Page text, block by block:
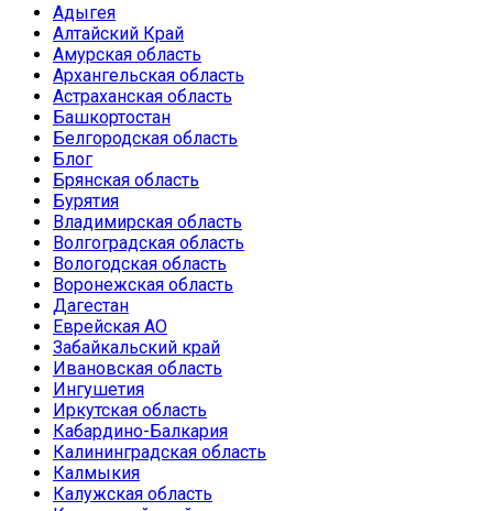
Адыгея
Алтайский Край
Амурская область
Архангельская область
Астраханская область
Башкортостан
Белгородская область
Блог
Брянская область
Бурятия
Владимирская область
Волгоградская область
Вологодская область
Воронежская область
Дагестан
Еврейская АО
Забайкальский край
Ивановская область
Ингушетия
Иркутская область
Кабардино-Балкария
Калининградская область
Калмыкия
Калужская область